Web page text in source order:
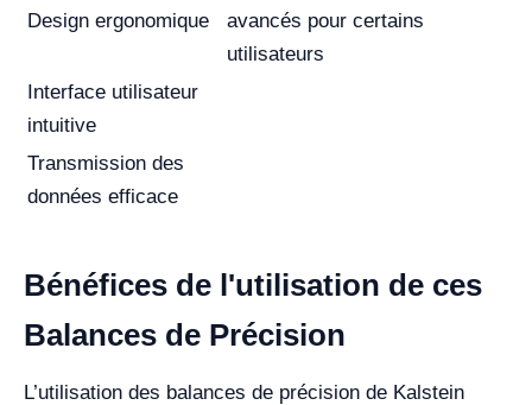
Design ergonomique
avancés pour certains
utilisateurs
Interface utilisateur
intuitive
Transmission des
données efficace
Bénéfices de l'utilisation de ces
Balances de Précision
L’utilisation des balances de précision de Kalstein